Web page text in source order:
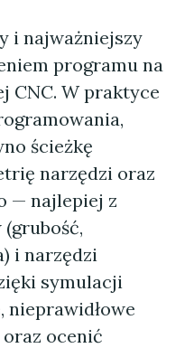
i najważniejszy
programu na
CNC. W praktyce
ścieżkę
narzędzi oraz
— najlepiej z
i narzędzi
symulacji
nieprawidłowe
ocenić